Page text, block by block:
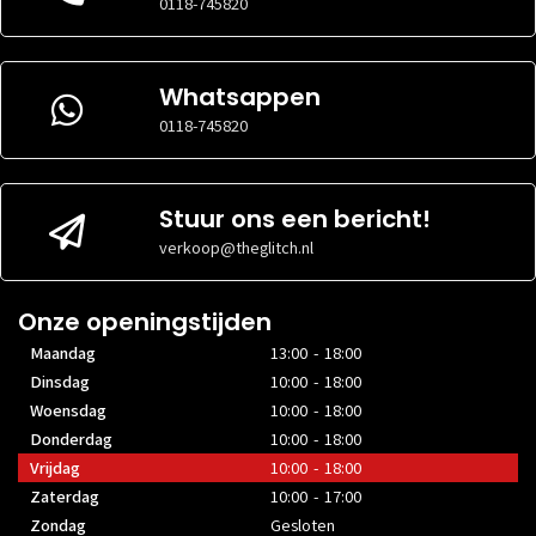
Ergo
IN HOOGTE
VERSTELBAAR
VESA
AANSLUITINGEN
0x
AANTAL DVI
AANSLUITINGEN
AANTAL HDMI
AANSLUITINGEN
AANTAL USB-C
AANSLUITINGEN
0x
AANTAL VGA
Ergo
IN HOOGTE
VESA
Aansl
AANTAL DVI
AANSLUITINGEN
AANTAL HDMI
AANSLUITINGEN
AANTAL USB-C
AANSLUITINGEN
0x
AANTAL VGA
Whatsappen
0118-745820
Stuur ons een bericht!
verkoop@theglitch.nl
Onze openingstijden
Maandag
13:00 - 18:00
Dinsdag
10:00 - 18:00
Woensdag
10:00 - 18:00
Donderdag
10:00 - 18:00
Vrijdag
10:00 - 18:00
Zaterdag
10:00 - 17:00
Zondag
Gesloten